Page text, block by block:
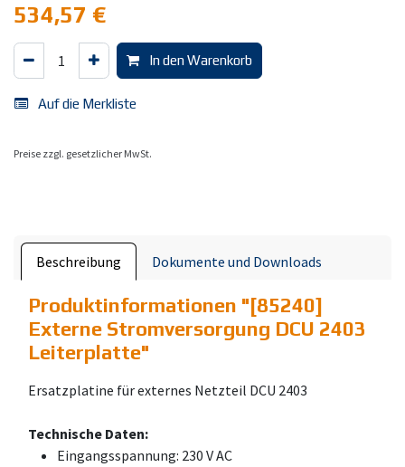
534,57 €
In den Warenkorb
Auf die Merkliste
Preise zzgl. gesetzlicher MwSt.
Beschreibung Dokumente und Downloads
Produktinformationen "[85240]
Externe Stromversorgung DCU 2403
Leiterplatte"
Ersatzplatine für externes Netzteil DCU 2403
Technische Daten:
Eingangsspannung: 230 V AC